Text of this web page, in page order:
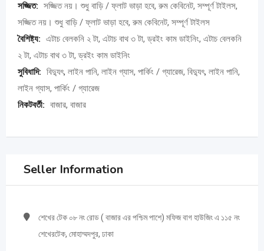
সজ্জিত: সজ্জিত নয়। শুধু বাড়ি / ফ্লাট ভাড়া হবে, রুম কেবিনেট, সম্পূর্ণ টাইলস,
সজ্জিত নয়। শুধু বাড়ি / ফ্লাট ভাড়া হবে, রুম কেবিনেট, সম্পূর্ণ টাইলস
বৈশিষ্ট্য: এটাচ বেলকনি ২ টা, এটাচ বাথ ৩ টা, ড্রইং কাম ডাইনিং, এটাচ বেলকনি
২ টা, এটাচ বাথ ৩ টা, ড্রইং কাম ডাইনিং
সুবিধাদি: বিদ্যুৎ, লাইন পানি, লাইন গ্যাস, পার্কিং / গ্যারেজ, বিদ্যুৎ, লাইন পানি,
লাইন গ্যাস, পার্কিং / গ্যারেজ
নিকটবর্তী: বাজার, বাজার
Seller Information
শেখের টেক ০৮ নং রোড ( বাজার এর পশ্চিম পাশে) মফিজ বাগ হাউজিং এ ১১৫ নং
শেখেরটেক, মোহাম্মদপুর, ঢাকা